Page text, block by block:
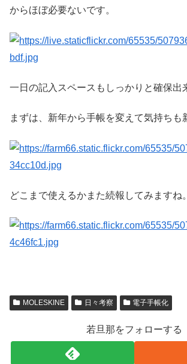
からほぼ必要ないです。
一日の記入スペースもしっかりと確保出
まずは、新年から手帳を変えて気持ちも
どこまで使えるかまた続報してみますね。
MOLESKINE 日々考察 電子手帳化
若旦那をフォローする